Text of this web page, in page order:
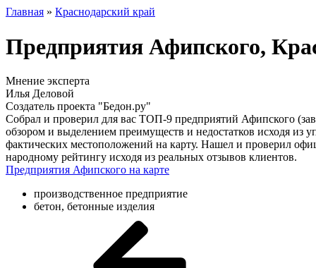
Главная » Краснодарский край
Предприятия Афипского,
Мнение эксперта
Илья Деловой
Создатель проекта "Бедон.ру"
Собрал и проверил для вас ТОП-9 предприятий Афипского
обзором и выделением преимуществ и недостатков исходя
фактических местоположений на карту. Нашел и проверил
народному рейтингу исходя из реальных отзывов клиентов.
Предприятия Афипского на карте
производственное предприятие
бетон, бетонные изделия